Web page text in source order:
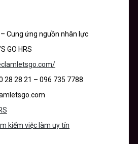
– Cung ứng nguồn nhân lực
GO HRS
28 28 21 – 096 735 7788
kiếm việc làm uy tín